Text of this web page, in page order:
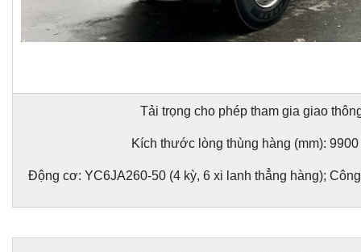
Tải trọng cho phép tham gia giao
Kích thước lòng thùng hàng (mm):
Động cơ: YC6JA260-50 (4 kỳ, 6 xi lanh thẳng hàng);